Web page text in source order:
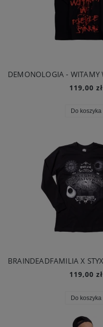
119,00 zł
Do koszyka
119,00 zł
Do koszyka